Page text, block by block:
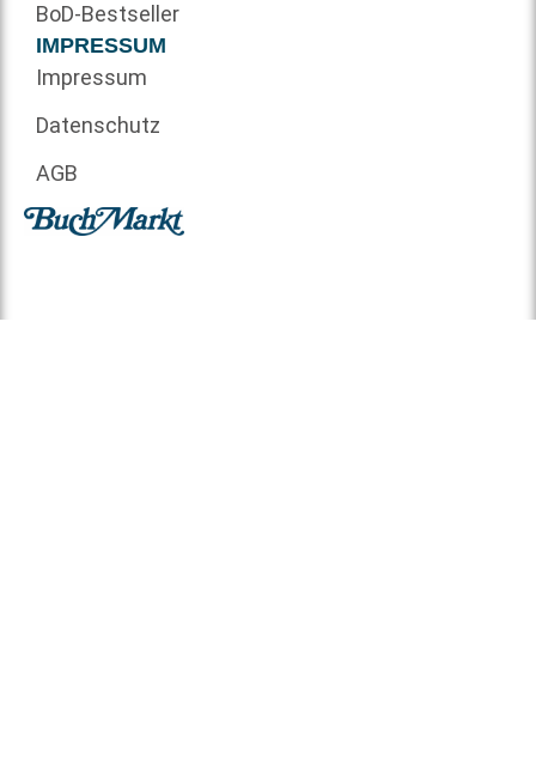
BoD-Bestseller
IMPRESSUM
Impressum
Datenschutz
AGB